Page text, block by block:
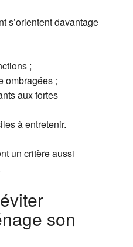
s’orientent davantage
;
ombragées ;
aux fortes
à entretenir.
un critère aussi
son